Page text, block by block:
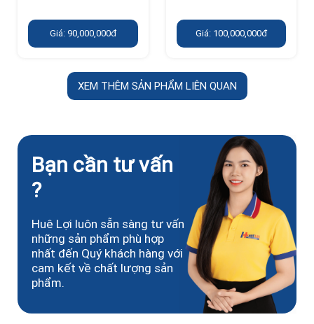
Giá: 90,000,000đ Giá: 100,000,000đ
XEM THÊM SẢN PHẨM LIÊN QUAN
Bạn cần tư vấn
?
Huê Lợi luôn sẵn sàng tư vấn
những sản phẩm phù hợp
nhất đến Quý khách hàng với
cam kết về chất lượng sản
phẩm.